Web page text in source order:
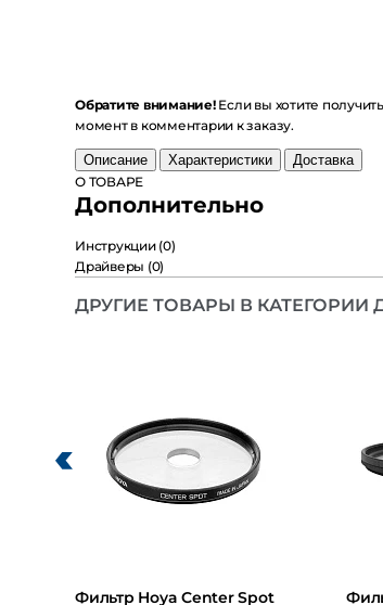
Обратите внимание!Если вы хотите получить
комментарии к заказу.
Описание Характеристики
Доставка
О ТОВАРЕ
Дополнительно
Инструкции(0)
Драйверы(0)
ДРУГИЕ ТОВАРЫ В КАТЕГОРИИ
Фильтр Hoya Center Spot